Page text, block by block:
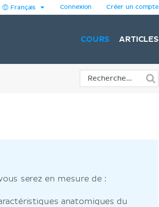
Français Connexion Créer un compte
COURS ARTICLES
serez en mesure de :
anatomiques du